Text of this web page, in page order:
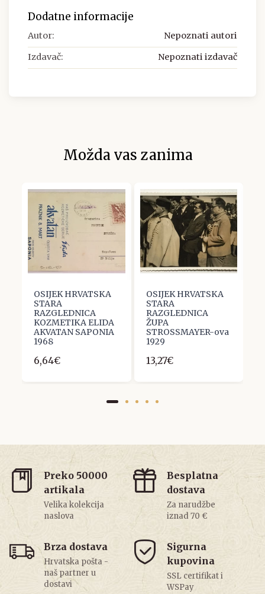
Dodatne informacije
Autor: Nepoznati autori
Izdavač: Nepoznati izdavač
Možda vas zanima
OSIJEK HRVATSKA
STARA
RAZGLEDNICA
KOZMETIKA ELIDA
AKVATAN SAPONIA
1968
6,64€
OSIJEK HRVATSKA
STARA
RAZGLEDNICA
ŽUPA
STROSSMAYER-ova
1929
13,27€
Preko 50000
artikala
Velika kolekcija
naslova
Besplatna
dostava
Za narudžbe
iznad 70 €
Brza dostava
Hrvatska pošta -
naš partner u
dostavi
Sigurna
kupovina
SSL certifikat i
WSPay